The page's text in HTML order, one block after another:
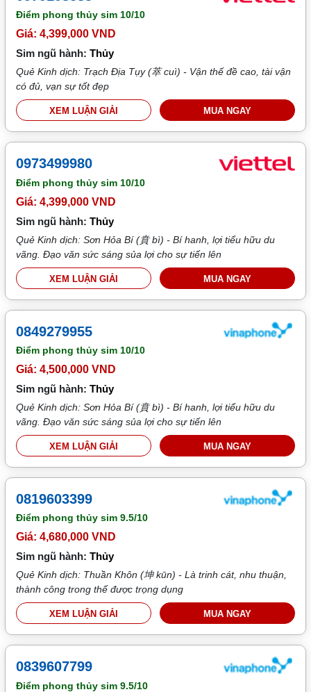
Điểm phong thủy sim10/10
Giá: 4,399,000 VND
Sim ngũ hành:Thủy
Quẻ Kinh dịch: Trạch Địa Tụy (萃 cuì) - Vận thế đề cao, tài vận
có đủ, vạn sự tốt đẹp
XEM LUẬN GIẢI MUA NGAY
0973499980
Điểm phong thủy sim 10/10
Giá: 4,399,000 VND
Sim ngũ hành:Thủy
Quẻ Kinh dịch: Sơn Hỏa Bí (賁 bì) - Bí hanh, lợi tiểu hữu du
vãng. Đạo văn sức sáng sủa lợi cho sự tiến lên
XEM LUẬN GIẢI MUA NGAY
0849279955
Điểm phong thủy sim 10/10
Giá: 4,500,000 VND
Sim ngũ hành:Thủy
Quẻ Kinh dịch: Sơn Hỏa Bí (賁 bì) - Bí hanh, lợi tiểu hữu du
vãng. Đạo văn sức sáng sủa lợi cho sự tiến lên
XEM LUẬN GIẢI MUA NGAY
0819603399
Điểm phong thủy sim9.5/10
Giá: 4,680,000 VND
Sim ngũ hành:Thủy
Quẻ Kinh dịch: Thuần Khôn (坤 kūn) - Là trinh cát, nhu thuận,
thành công trong thế được trọng dụng
XEM LUẬN GIẢI MUA NGAY
0839607799
Điểm phong thủy sim9.5/10